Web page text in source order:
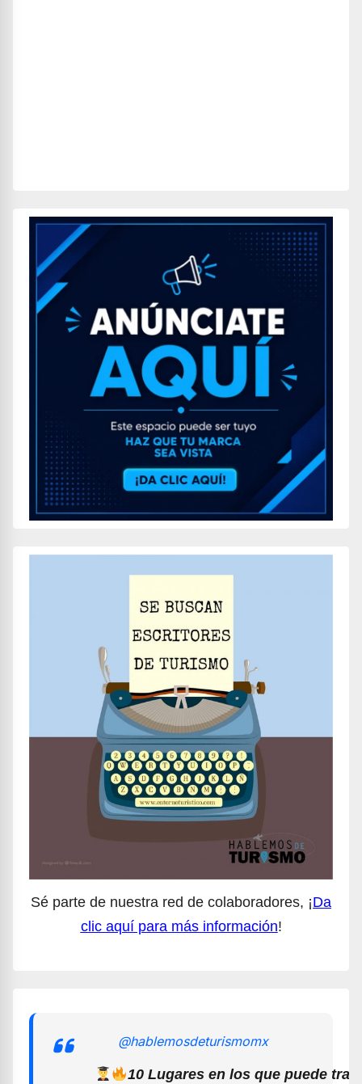
Sé parte de nuestra red de colaboradores, ¡Da
clic aquí para más información!
@hablemosdeturismomx
10 Lugares en los que puede